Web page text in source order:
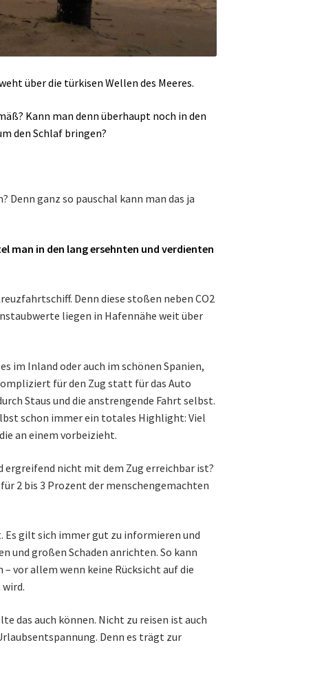
über die türkisen Wellen des Meeres.
Kann man denn überhaupt noch in den
den Schlaf bringen?
Denn ganz so pauschal kann man das ja
man in den lang ersehnten und verdienten
Denn diese stoßen neben CO2
liegen in Hafennähe weit über
im Inland oder auch im schönen Spanien,
für den Zug statt für das Auto
Staus und die anstrengende Fahrt selbst.
schon immer ein totales Highlight: Viel
an einem vorbeizieht.
ergreifend nicht mit dem Zug erreichbar ist?
2 bis 3 Prozent der menschengemachten
Es gilt sich immer gut zu informieren und
und großen Schaden anrichten. So kann
vor allem wenn keine Rücksicht auf die
das auch können. Nicht zu reisen ist auch
Denn es trägt zur